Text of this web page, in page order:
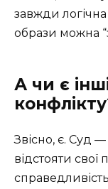
завжди
образи можна
А чи є
Звісно, є. Суд
відстояти свої